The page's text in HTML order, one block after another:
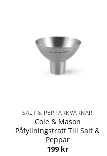
SALT & PEPPARKVARNAR
Cole & Mason
Påfyllningstratt Till Salt &
Peppar
199 kr